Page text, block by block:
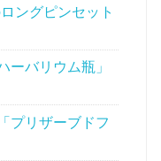
ングピンセット
ーバリウム瓶」
プリザーブドフ